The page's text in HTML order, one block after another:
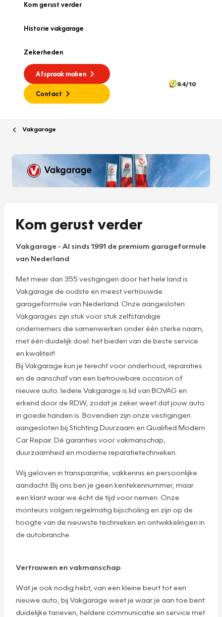
Kom gerust verder
Historie vakgarage
Zekerheden
Afspraak maken
Contact
9.4/10
Vakgarage
Kom gerust verder
Vakgarage - Al sinds 1991 de premium garageformule
van Nederland
Met meer dan 355 vestigingen door het hele land is
Vakgarage de oudste en meest vertrouwde
garageformule van Nederland. Onze aangesloten
Vakgarages zijn stuk voor stuk zelfstandige
ondernemers die samenwerken onder één sterke naam,
met één duidelijk doel: het bieden van de beste service
en kwaliteit!
Bij Vakgarage kun je terecht voor onderhoud, reparaties
en de aanschaf van een betrouwbare occasion of
nieuwe auto. Iedere Vakgarage is lid van BOVAG en
erkend door de RDW, zodat je zeker weet dat jouw auto
in goede handen is. Bovendien zijn onze vestigingen
aangesloten bij Stichting Duurzaam en Qualified Modern
Car Repair. Dé garanties voor vakmanschap,
duurzaamheid en moderne reparatietechnieken.
Wij geloven in transparantie, vakkennis en persoonlijke
aandacht. Bij ons ben je geen kentekennummer, maar
een klant waar we écht de tijd voor nemen. Onze
monteurs volgen regelmatig bijscholing en zijn op de
hoogte van de nieuwste technieken en ontwikkelingen in
de autobranche.
Vertrouwen en vakmanschap
Wat je ook nodig hebt, van een kleine beurt tot een
nieuwe auto, bij Vakgarage weet je waar je aan toe bent:
duidelijke tarieven, heldere communicatie en service met